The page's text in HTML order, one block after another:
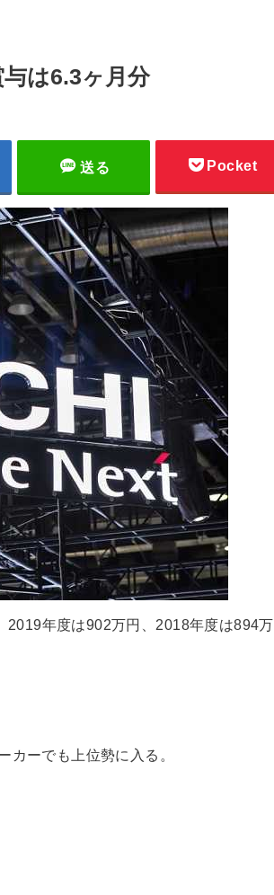
は6.3ヶ月分
送る Pocket
2019年度は902万円、2018年度は894万
カーでも上位勢に入る。